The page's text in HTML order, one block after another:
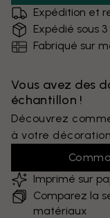
Expédition et
Expédié sous
Fabriqué sur
Vous avez des
échantillon !
Découvrez
à votre
Imprimé sur
Comparez la
matériaux